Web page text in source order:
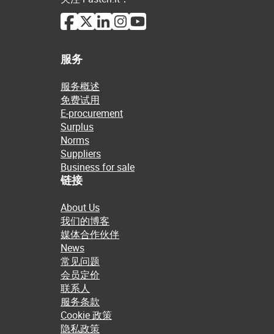
服务
服务概述
免费试用
E-procurement
Surplus
Norms
Suppliers
Business for sale
链接
About Us
我们的博客
媒体合作伙伴
News
常见问题
会员定价
联系人
服务条款
Cookie 政策
隐私政策